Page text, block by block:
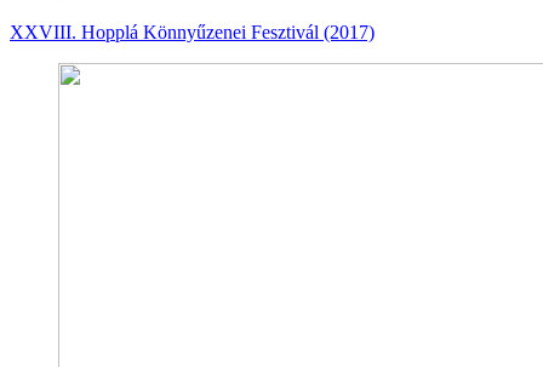
XXVIII. Hopplá Könnyűzenei Fesztivál (2017)